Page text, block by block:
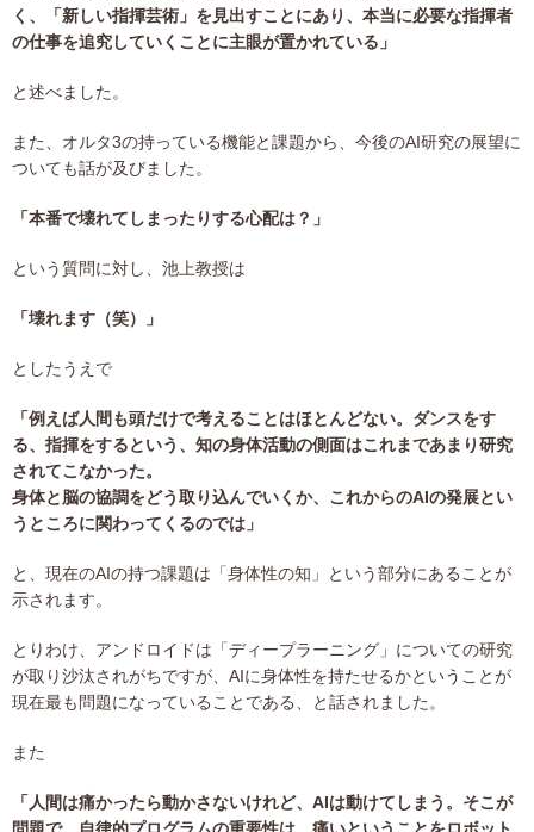
く、「新しい指揮芸術」を見出すことにあり、本当に必要な指揮者
の仕事を追究していくことに主眼が置かれている」
と述べました。
また、オルタ3の持っている機能と課題から、今後のAI研究の展望に
ついても話が及びました。
「本番で壊れてしまったりする心配は？」
という質問に対し、池上教授は
「壊れます（笑）」
としたうえで
「例えば人間も頭だけで考えることはほとんどない。ダンスをす
る、指揮をするという、知の身体活動の側面はこれまであまり研究
されてこなかった。
身体と脳の協調をどう取り込んでいくか、これからのAIの発展とい
うところに関わってくるのでは」
と、現在のAIの持つ課題は「身体性の知」という部分にあることが
示されます。
とりわけ、アンドロイドは「ディープラーニング」についての研究
が取り沙汰されがちですが、AIに身体性を持たせるかということが
現在最も問題になっていることである、と話されました。
また
「人間は痛かったら動かさないけれど、AIは動けてしまう。そこが
問題で、自律的プログラムの重要性は、痛いということをロボット